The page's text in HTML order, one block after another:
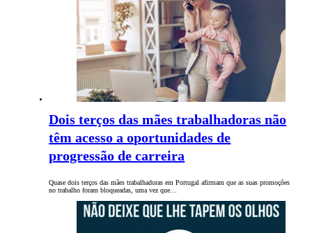
Dois terços das mães trabalhadoras não
têm acesso a oportunidades de
progressão de carreira
Quase dois terços das mães trabalhadoras em Portugal afirmam que as suas promoções
no trabalho foram bloqueadas, uma vez que…